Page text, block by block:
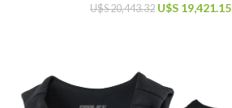
U$S20,443.32 U$S 19,421.15